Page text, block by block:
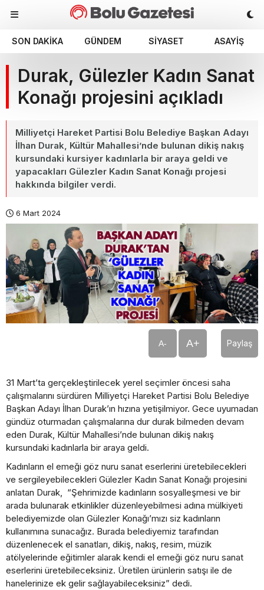
SON DAKIKA GÜNDEM SIYASET ASAYIŞ
Durak, Gülezler Kadın Sanat
Konağı projesini açıkladı
Milliyetçi Hareket Partisi Bolu Belediye Başkan Adayı
İlhan Durak, Kültür Mahallesi’nde bulunan dikiş nakış
kursundaki kursiyer kadınlarla bir araya geldi ve
yapacakları Gülezler Kadın Sanat Konağı projesi
hakkında bilgiler verdi.
6 Mart 2024
A- A+ Paylaş
31 Mart’ta gerçekleştirilecek yerel seçimler öncesi saha
çalışmalarını sürdüren Milliyetçi Hareket Partisi Bolu Belediye
Başkan Adayı İlhan Durak’ın hızına yetişilmiyor. Gece uyumadan
gündüz oturmadan çalışmalarına dur durak bilmeden devam
eden Durak, Kültür Mahallesi’nde bulunan dikiş nakış
kursundaki kadınlarla bir araya geldi.
Kadınların el emeği göz nuru sanat eserlerini üretebilecekleri
ve sergileyebilecekleri Gülezler Kadın Sanat Konağı projesini
anlatan Durak, “Şehrimizde kadınların sosyalleşmesi ve bir
arada bulunarak etkinlikler düzenleyebilmesi adına mülkiyeti
belediyemizde olan Gülezler Konağı’mızı siz kadınların
kullanımına sunacağız. Burada belediyemiz tarafından
düzenlenecek el sanatları, dikiş, nakış, resim, müzik
atölyelerinde eğitimler alarak kendi el emeği göz nuru sanat
eserlerini üretebileceksiniz. Üretilen ürünlerin satışı ile de
hanelerinize ek gelir sağlayabileceksiniz” dedi.